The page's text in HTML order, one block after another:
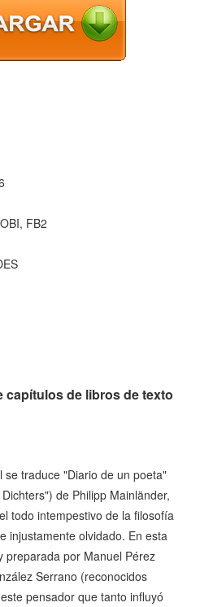
FB2
capítulos de libros de texto
se traduce "Diario de un poeta"
de Philipp Mainländer,
todo intempestivo de la filosofía
injustamente olvidado. En esta
preparada por Manuel Pérez
Serrano (reconocidos
pensador que tanto influyó